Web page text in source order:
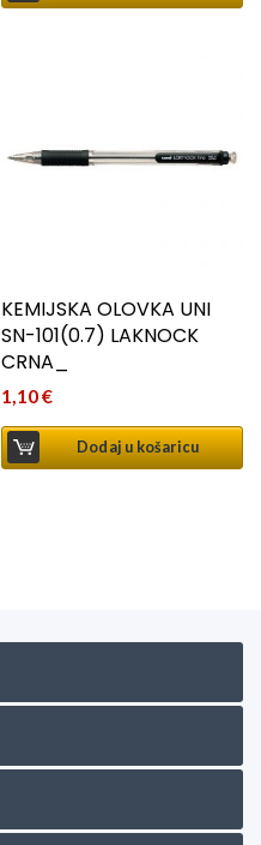
KEMIJSKA OLOVKA UNI
SN-101(0.7) LAKNOCK
CRNA_
1,10€
Dodaj u košaricu